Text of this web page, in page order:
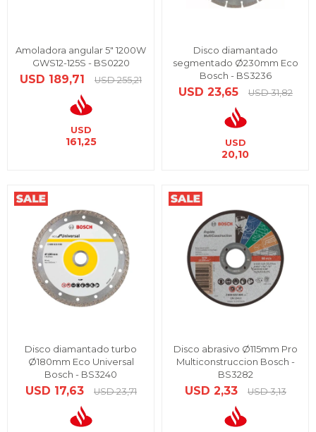
Amoladora angular 5" 1200W
GWS12-125S - BS0220
USD 189,71 USD 255,21
USD
161,25
Disco diamantado
segmentado Ø230mm Eco
Bosch - BS3236
USD 23,65 USD 31,82
USD
20,10
Disco diamantado turbo
Ø180mm Eco Universal
Bosch - BS3240
USD 17,63 USD 23,71
Disco abrasivo Ø115mm Pro
Multiconstruccion Bosch -
BS3282
USD 2,33 USD 3,13